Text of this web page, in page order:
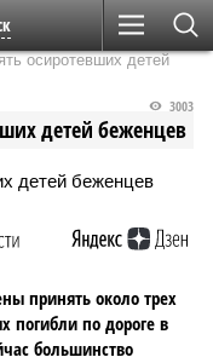
осиротевших детей
детей беженцев
3003
принять около трех
погибли по дороге в
большинство